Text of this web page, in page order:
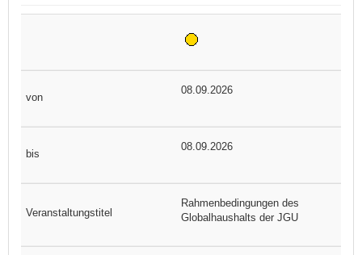
08.09.2026
08.09.2026
Rahmenbedingungen des
Globalhaushalts der JGU